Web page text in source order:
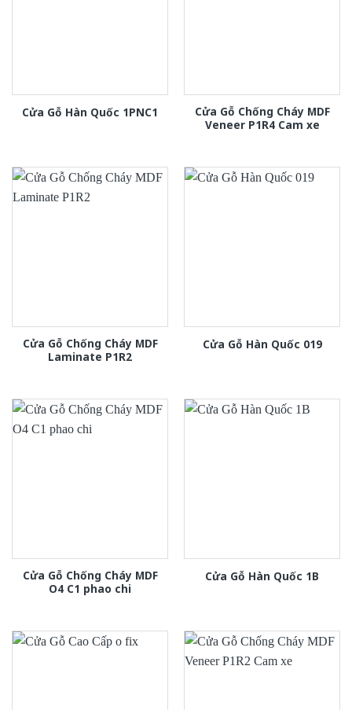
Cửa Gỗ Hàn Quốc 1PNC1
Cửa Gỗ Chống Cháy MDF
Veneer P1R4 Cam xe
Cửa Gỗ Chống Cháy MDF
Laminate P1R2
Cửa Gỗ Hàn Quốc 019
Cửa Gỗ Chống Cháy MDF
O4 C1 phao chi
Cửa Gỗ Hàn Quốc 1B